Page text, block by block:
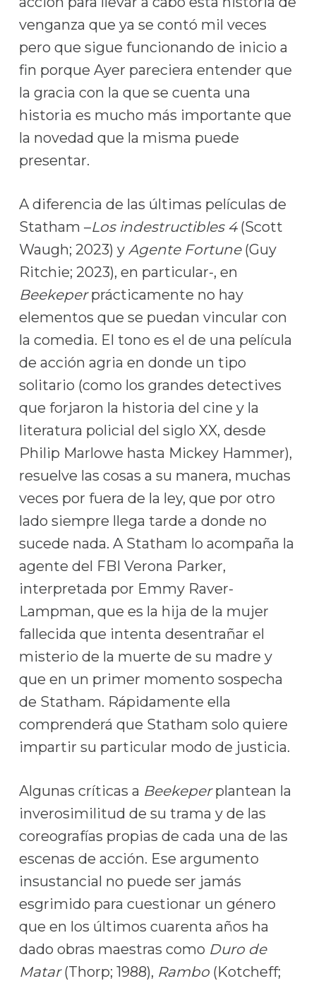
venganza que ya se contó mil veces
pero que sigue funcionando de inicio a
fin porque Ayer pareciera entender que
la gracia con la que se cuenta una
historia es mucho más importante que
la novedad que la misma puede
presentar.
A diferencia de las últimas películas de
Statham –Los indestructibles 4 (Scott
Waugh; 2023) y Agente Fortune(Guy
Ritchie; 2023), en particular-, en
Beekeperprácticamente no hay
elementos que se puedan vincular con
la comedia. El tono es el de una película
de acción agria en donde un tipo
solitario (como los grandes detectives
que forjaron la historia del cine y la
literatura policial del siglo XX, desde
Philip Marlowe hasta Mickey Hammer),
resuelve las cosas a su manera, muchas
veces por fuera de la ley, que por otro
lado siempre llega tarde a donde no
sucede nada. A Statham lo acompaña la
agente del FBI Verona Parker,
interpretada por Emmy Raver-
Lampman, que es la hija de la mujer
fallecida que intenta desentrañar el
misterio de la muerte de su madre y
que en un primer momento sospecha
de Statham. Rápidamente ella
comprenderá que Statham solo quiere
impartir su particular modo de justicia.
Algunas críticas a Beekeperplantean la
inverosimilitud de su trama y de las
coreografías propias de cada una de las
escenas de acción. Ese argumento
insustancial no puede ser jamás
esgrimido para cuestionar un género
que en los últimos cuarenta años ha
dado obras maestras como Duro de
Matar(Thorp; 1988), Rambo(Kotcheff;